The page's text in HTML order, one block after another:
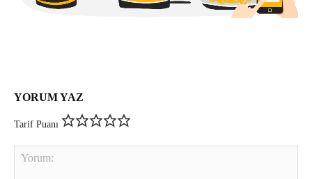
YORUM YAZ
Tarif Puanı